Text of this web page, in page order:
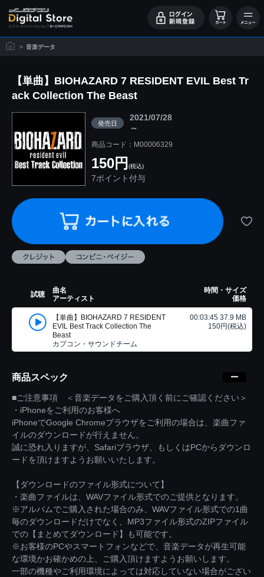
> 音楽データ
【単曲】BIOHAZARD 7 RESIDENT EVIL Best Tr
ack Collection The Beast
発売日
2021/07/28
～
商品コード：M00006329
150円 (税込)
7ポイント付与
試聴
曲名
アーティスト
時間・サイズ
価格
【単曲】BIOHAZARD 7 RESIDENT
EVIL Best Track Collection The
Beast
カプコン・サウンドチーム
00:03:45 37.9 MB
150円(税込)
商品スペック
■ご注意事項 ＜音楽データをご購入頂く前にご確認ください＞
・iPhoneをご利用のお客様へ
iPhoneでGoogle Chromeブラウザをご利用の場合は、楽曲ファ
イルのダウンロードが行えません。
誠に恐れ入りますが、Safariブラウザ、もしくはPCからダウンロ
ードを頂けますようお願いいたします。
【ダウンロードのファイル形式について】
・楽曲ファイルは、WAVファイル形式でのご提供となります。
※アルバムでご購入された場合のみ、WAVファイル形式での1曲
毎のダウンロードだけでなく、MP3ファイル形式のZIPファイル
での【まとめてダウンロード】も可能です。
※お客様のPCやスマートフォンなどで、音楽データが再生可能
な環境かお確かめの上、ご購入頂けますようお願いします。
一部の機種やご利用環境によっては対応していない場合がござい